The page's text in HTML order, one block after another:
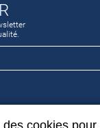
cookies pour